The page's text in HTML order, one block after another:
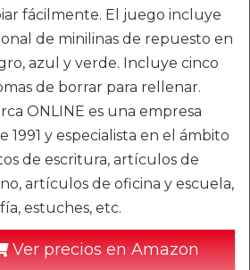
fácilmente. El juego incluye
de minilinas de repuesto en
azul y verde. Incluye cinco
de borrar para rellenar.
ONLINE es una empresa
1991 y especialista en el ámbito
de escritura, artículos de
artículos de oficina y escuela,
estuches, etc.
Ver precios en Amazon